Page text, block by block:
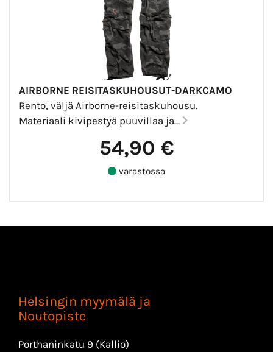
AIRBORNE REISITASKUHOUSUT-DARKCAMO
Rento, väljä Airborne-reisitaskuhousu.
Materiaali kivipestyä puuvillaa ja...
54,90 €
varastossa
Helsingin myymälä ja
Noutopiste
Porthaninkatu 9 (Kallio)